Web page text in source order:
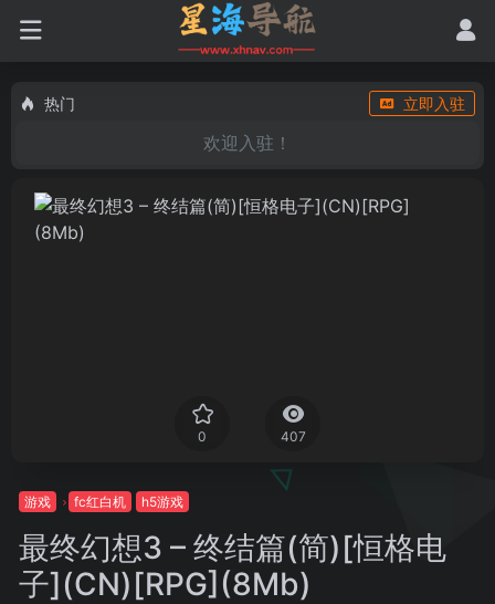
热门 立即入驻
欢迎入驻！
0 407
游戏 fc红白机 h5游戏
最终幻想3 – 终结篇(简)[恒格电
子](CN)[RPG](8Mb)